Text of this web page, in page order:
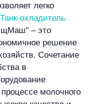
легко
Танк-охладитель
– это
решение
Сочетание
в
молочного